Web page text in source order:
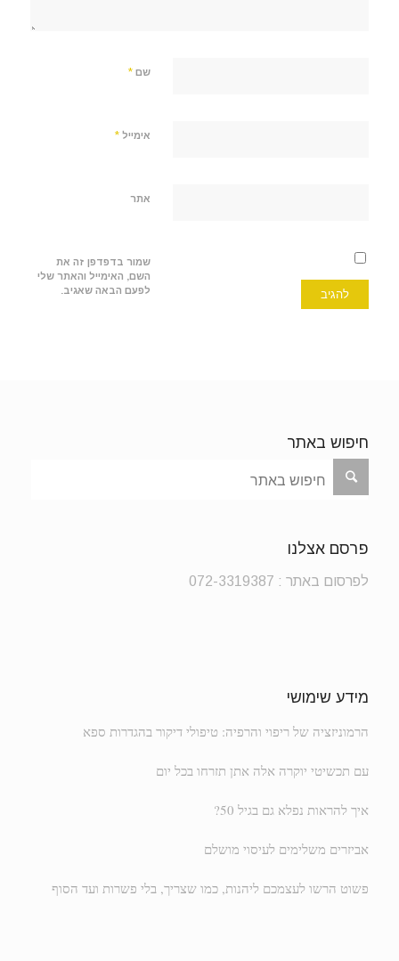
שם *
אימייל *
אתר
שמור בדפדפן זה את
השם, האימייל והאתר שלי
לפעם הבאה שאגיב.
חיפוש באתר
פרסם אצלנו
לפרסום באתר : 072-3319387
מידע שימושי
הרמוניזציה של ריפוי והרפיה: טיפולי דיקור בהגדרות ספא
עם תכשיטי יוקרה אלה אתן תזרחו בכל יום
איך להראות נפלא גם בגיל 50?
אביזרים משלימים לעיסוי מושלם
פשוט הרשו לעצמכם ליהנות, כמו שצריך, בלי פשרות ועד הסוף